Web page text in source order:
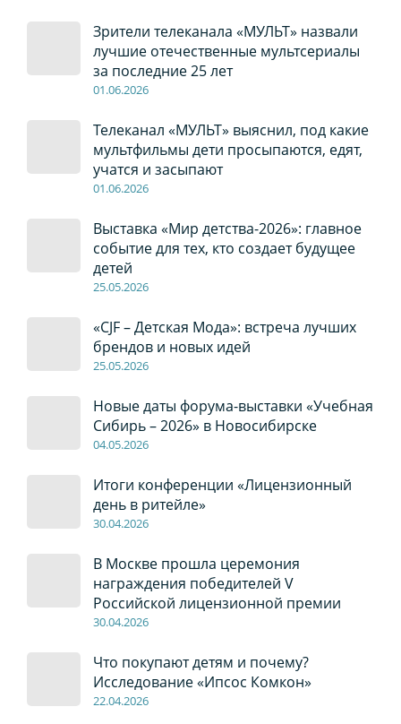
Зрители телеканала «МУЛЬТ» назвали
лучшие отечественные мультсериалы
за последние 25 лет
01.06.2026
Телеканал «МУЛЬТ» выяснил, под какие
мультфильмы дети просыпаются, едят,
учатся и засыпают
01.06.2026
Выставка «Мир детства-2026»: главное
событие для тех, кто создает будущее
детей
25.05.2026
«CJF – Детская Мода»: встреча лучших
брендов и новых идей
25.05.2026
Новые даты форума-выставки «Учебная
Сибирь – 2026» в Новосибирске
04.05.2026
Итоги конференции «Лицензионный
день в ритейле»
30.04.2026
В Москве прошла церемония
награждения победителей V
Российской лицензионной премии
30.04.2026
Что покупают детям и почему?
Исследование «Ипсос Комкон»
22.04.2026